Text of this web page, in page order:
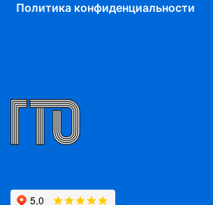
Политика конфиденциальности